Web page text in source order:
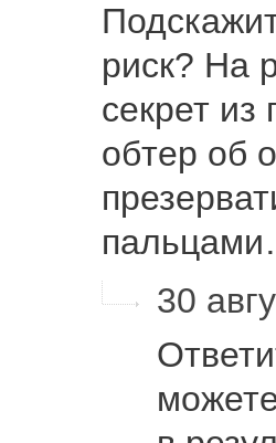
риск? На
секрет из
обтер об
30